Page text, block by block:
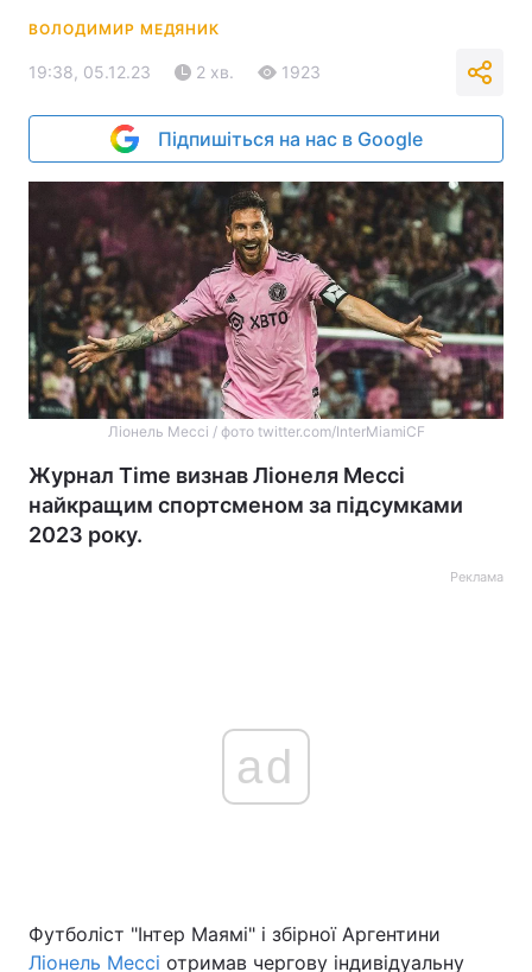
ВОЛОДИМИР МЕДЯНИК
19:38, 05.12.23 2 хв. 1923
Підпишіться на нас в Google
Ліонель Мессі / фото twitter.com/InterMiamiCF
Журнал Time визнав Ліонеля Мессі
найкращим спортсменом за підсумками
2023 року.
Реклама
ad
Футболіст "Інтер Маямі" і збірної Аргентини
Ліонель Мессі отримав чергову індивідуальну